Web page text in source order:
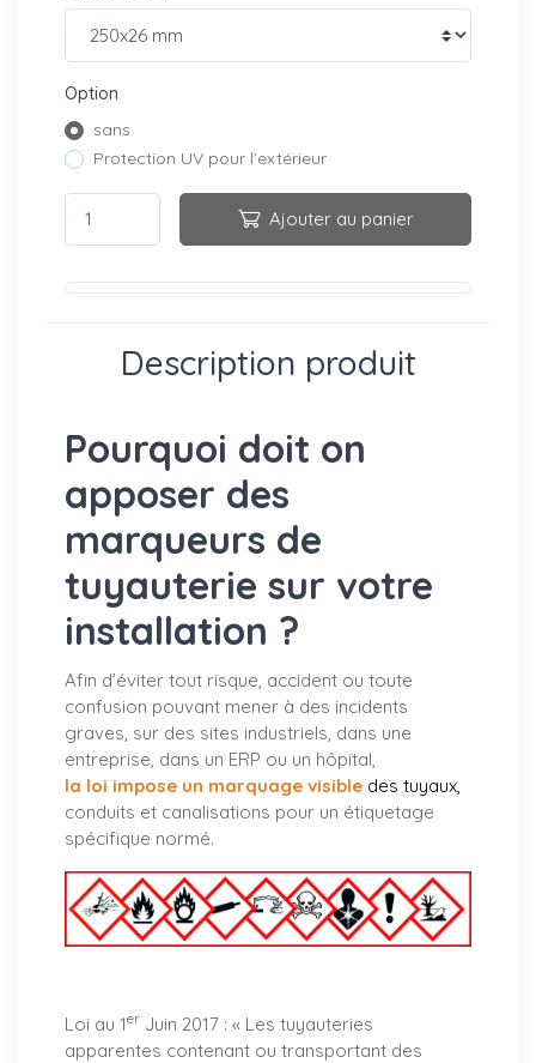
Option
sans
Protection UV pour l'extérieur
Ajouter au panier
Description produit
Pourquoi doit on
apposer des
marqueurs de
tuyauterie sur votre
installation ?
Afin d’éviter tout risque, accident ou toute
confusion pouvant mener à des incidents
graves, sur des sites industriels, dans une
entreprise, dans un ERP ou un hôpital,
la loi impose un marquage visible des tuyaux,
conduits et canalisations pour un étiquetage
spécifique normé.
Loi au 1er Juin 2017 : « Les tuyauteries
apparentes contenant ou transportant des